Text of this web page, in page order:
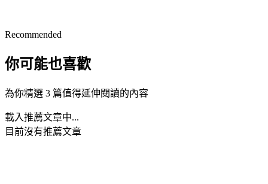
Recommended
你可能也喜歡
為你精選 3 篇值得延伸閱讀的內容
載入推薦文章中...
目前沒有推薦文章